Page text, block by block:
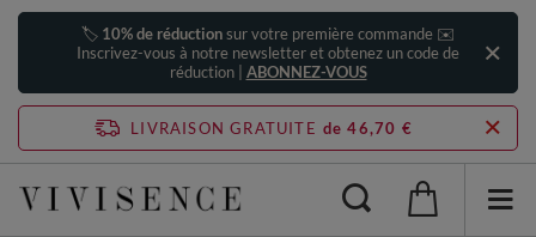
🏷️ 10% de réductionsur votre première commande ✉️
Inscrivez-vous à notre newsletter et obtenez un code de
réduction | ABONNEZ-VOUS
LIVRAISON GRATUITE de 46,70 €